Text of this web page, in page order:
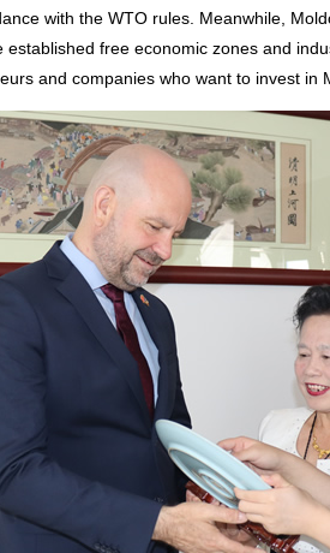
with the WTO rules. Meanwhile,
free economic zones and
and companies who want to invest in